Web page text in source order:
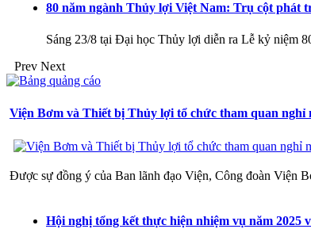
80 năm ngành Thủy lợi Việt Nam: Trụ cột phát
Sáng 23/8 tại Đại học Thủy lợi diễn ra Lễ kỷ niệm
Prev Next
Viện Bơm và Thiết bị Thủy lợi tổ chức tham quan nghỉ
Được sự đồng ý của Ban lãnh đạo Viện, Công đoàn Viện
Hội nghị tổng kết thực hiện nhiệm vụ năm